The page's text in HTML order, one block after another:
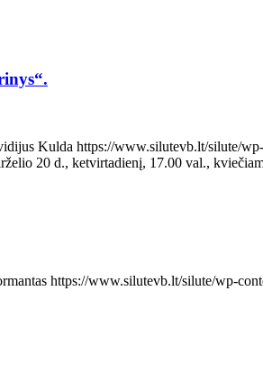
Kulda https://www.silutevb.lt/silute/wp-
20 d., ketvirtadienį, 17.00 val.,
https://www.silutevb.lt/silute/wp-